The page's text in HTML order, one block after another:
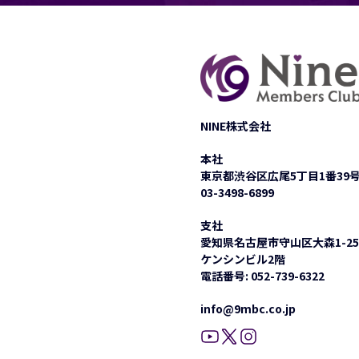
NINE株式会社
本社
東京都渋谷区広尾5丁目1番39
03-3498-6899
支社
愛知県名古屋市守山区大森1-
ケンシンビル2階
電話番号: 052-739-6322
info@9mbc.co.jp